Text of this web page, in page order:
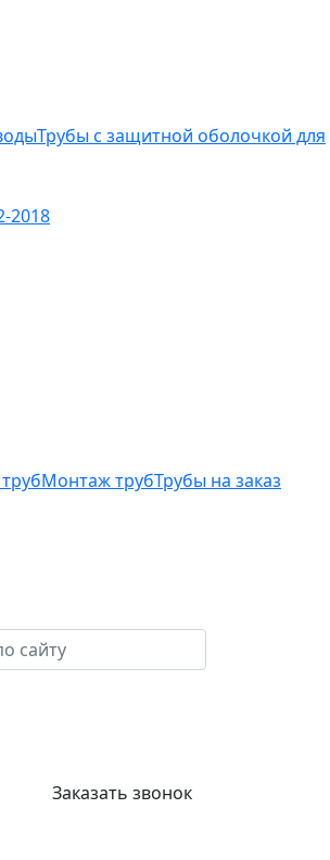
Трубы с защитной оболочкой для
2018
Монтаж трубТрубы на заказ
Заказать звонок